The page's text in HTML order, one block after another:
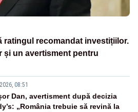
ratingul recomandat investițiilor.
și un avertisment pentru
08:51
Dan, avertisment după decizia
„România trebuie să revină la